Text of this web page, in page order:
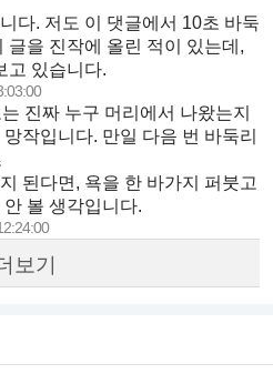
다. 저도 이 댓글에서 10초 바둑
글을 진작에 올린 적이 있는데,
고 있습니다.
진짜 누구 머리에서 나왔는지
작입니다. 만일 다음 번 바둑리
된다면, 욕을 한 바가지 퍼붓고
볼 생각입니다.
보기